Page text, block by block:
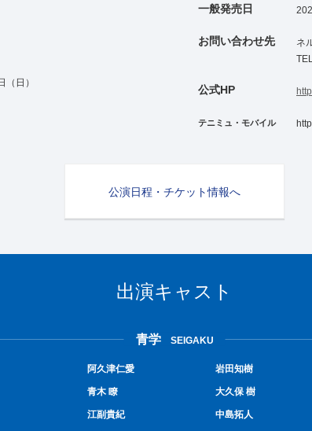
日）
一般発売日
お問い合わせ先
ネ
公式HP
テニミュ・モバイル
公演日程・チケット情報へ
出演キャスト
青学 SEIGAKU
阿久津仁愛
青木 瞭
江副貴紀
岩田知樹
大久保 樹
中島拓人